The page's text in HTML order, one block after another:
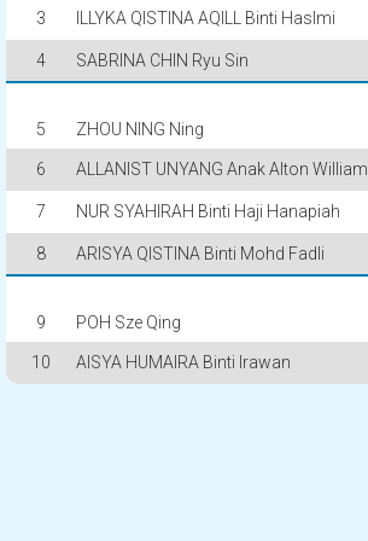
3 ILLYKA QISTINA AQILL Binti Haslmi
4 SABRINA CHIN Ryu Sin
5 ZHOU NING Ning
6 ALLANIST UNYANG Anak Alton William
7 NUR SYAHIRAH Binti Haji Hanapiah
8 ARISYA QISTINA Binti Mohd Fadli
9 POH Sze Qing
10 AISYA HUMAIRA Binti Irawan